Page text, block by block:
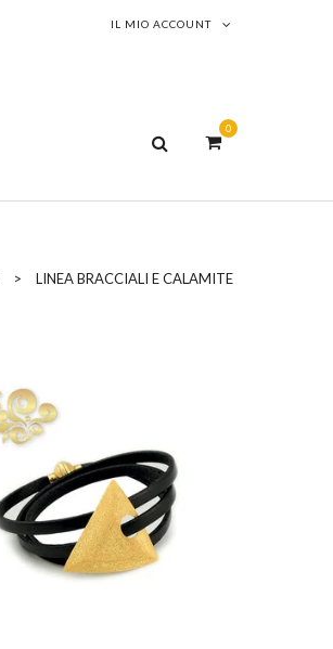
IL MIO ACCOUNT
0
> LINEA BRACCIALI E CALAMITE